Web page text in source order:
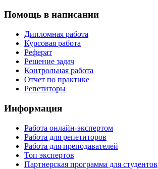
Помощь в написании
Дипломная работа
Курсовая работа
Реферат
Решение задач
Контрольная работа
Отчет по практике
Репетиторы
Информация
Работа онлайн-экспертом
Работа для репетиторов
Работа для преподавателей
Топ экспертов
Партнерская программа для студентов